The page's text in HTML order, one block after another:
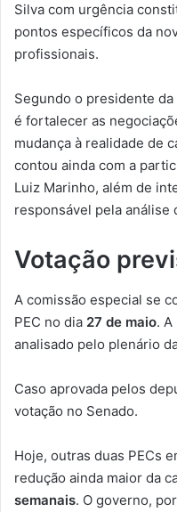
Silva com urgência
pontos específicos da
profissionais.
Segundo o presidente
é fortalecer as
mudança à realidade de
contou ainda com a
Luiz Marinho, além de
responsável pela análise
Votação
A comissão especial se
PEC no dia 27 de maio.
analisado pelo plenário
Caso aprovada pelos
votação no Senado.
Hoje, outras duas PECs
redução ainda maior da
semanais. O governo,